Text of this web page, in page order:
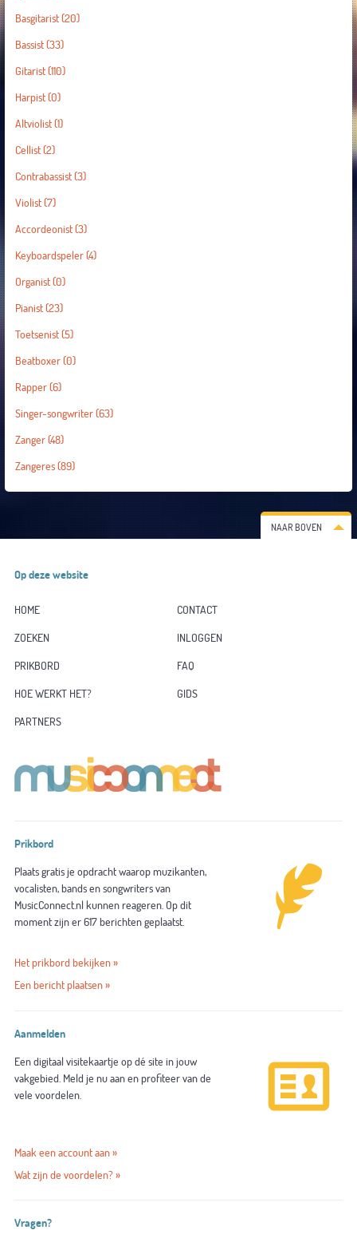
Basgitarist(20)
Bassist(33)
Gitarist(110)
Harpist(0)
Altviolist(1)
Cellist(2)
Contrabassist(3)
Violist(7)
Accordeonist(3)
Keyboardspeler(4)
Organist(0)
Pianist(23)
Toetsenist(5)
Beatboxer(0)
Rapper(6)
Singer-songwriter(63)
Zanger(48)
Zangeres(89)
NAAR BOVEN
Op deze website
HOME
CONTACT
ZOEKEN
INLOGGEN
PRIKBORD
FAQ
HOE WERKT HET?
GIDS
PARTNERS
Prikbord
Plaats gratis je opdracht waarop muzikanten,
vocalisten, bands en songwriters van
MusicConnect.nl kunnen reageren. Op dit
moment zijn er 617 berichten geplaatst.
Het prikbord bekijken »
Een bericht plaatsen »
Aanmelden
Een digitaal visitekaartje op dé site in jouw
vakgebied. Meld je nu aan en profiteer van de
vele voordelen.
Maak een account aan »
Wat zijn de voordelen? »
Vragen?